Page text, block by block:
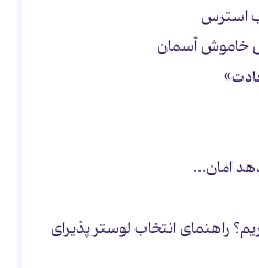
استرس
خاموش آسمان
امان...
راهنمای انتخاب لوستر پذیرای